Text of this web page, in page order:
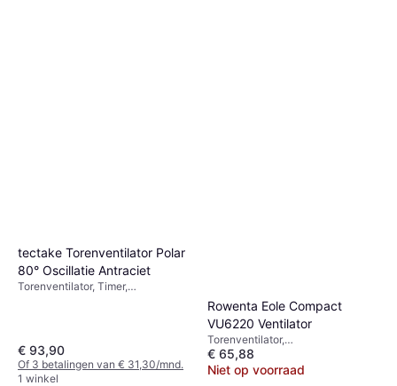
tectake Torenventilator Polar
80° Oscillatie Antraciet
Torenventilator, Timer,
€ 93,90
Of 3 betalingen van € 31,30/mnd.
1 winkel
Rowenta Eole Compact
VU6220 Ventilator
Torenventilator,
Afstandsbediening, Timer,
Zwenkend
€ 65,88
Niet op voorraad